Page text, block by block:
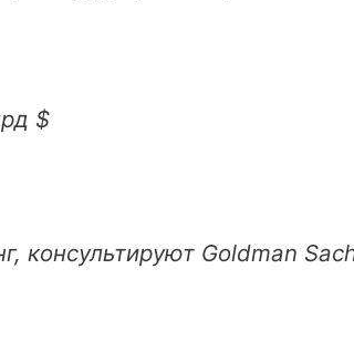
$
консультируют Goldman